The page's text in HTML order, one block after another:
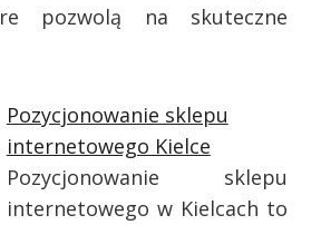
pozwolą na skuteczne
Pozycjonowanie sklepu
internetowego Kielce
Pozycjonowanie sklepu
internetowego w Kielcach to